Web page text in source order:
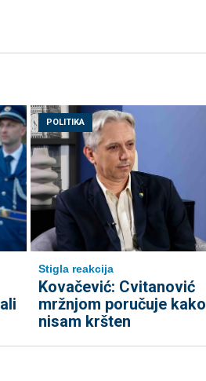
POLITIKA
Stigla reakcija
Kovačević: Cvitanović
mržnjom poručuje kako
nisam kršten